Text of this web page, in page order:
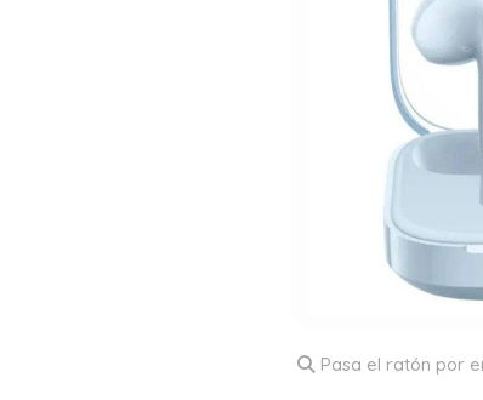
Pasa el ratón por